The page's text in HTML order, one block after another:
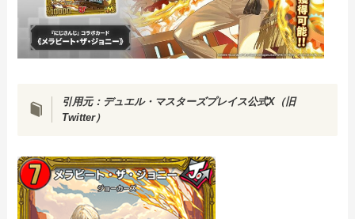
引用元： デュエル・マスターズプレイス公式X（旧
Twitter）